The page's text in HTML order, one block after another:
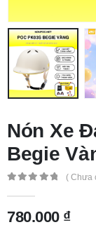
Nón Xe
Begie
( Chưa
780.000 ₫